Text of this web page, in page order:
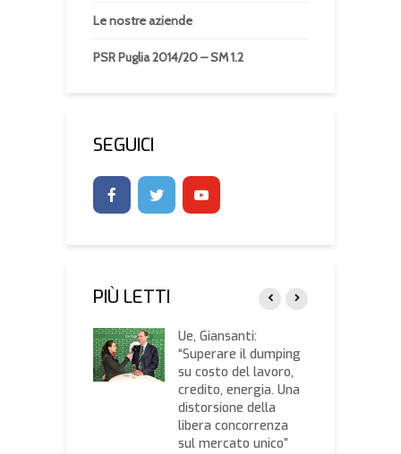
Le nostre aziende
PSR Puglia 2014/20 – SM 1.2
SEGUICI
PIÙ LETTI
Ue, Giansanti:
“Superare il dumping
su costo del lavoro,
credito, energia. Una
distorsione della
libera concorrenza
sul mercato unico”